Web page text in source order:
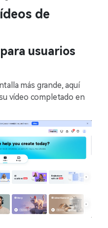
de
usuarios
más grande, aquí
vídeo completado en